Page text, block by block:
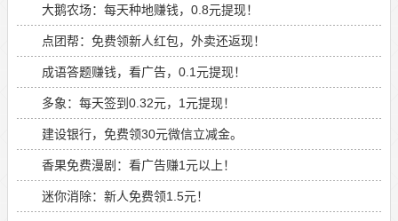
大鹅农场：每天种地赚钱，0.8元提现！
点团帮：免费领新人红包，外卖还返现！
成语答题赚钱，看广告，0.1元提现！
多象：每天签到0.32元，1元提现！
建设银行，免费领30元微信立减金。
香果免费漫剧：看广告赚1元以上！
迷你消除：新人免费领1.5元！